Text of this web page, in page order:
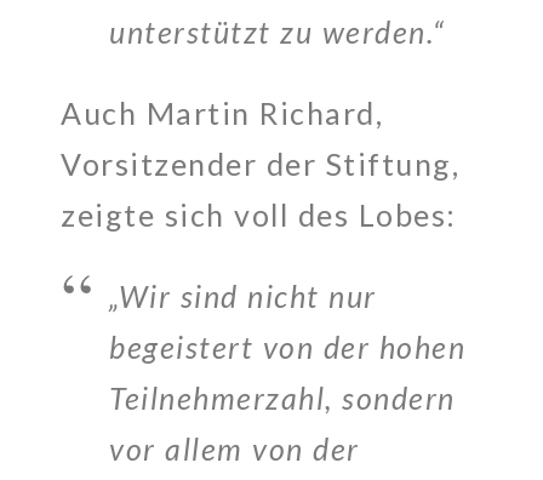
unterstützt zu werden.“
Auch Martin Richard,
Vorsitzender der Stiftung,
zeigte sich voll des Lobes:
„Wir sind nicht nur
begeistert von der hohen
Teilnehmerzahl, sondern
vor allem von der